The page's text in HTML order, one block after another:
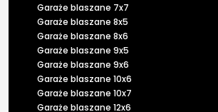
Garaże blaszane 7x7
Garaże blaszane 8x5
Garaże blaszane 8x6
Garaże blaszane 9x5
Garaże blaszane 9x6
Garaże blaszane 10x6
Garaże blaszane 10x7
Garaże blaszane 12x6